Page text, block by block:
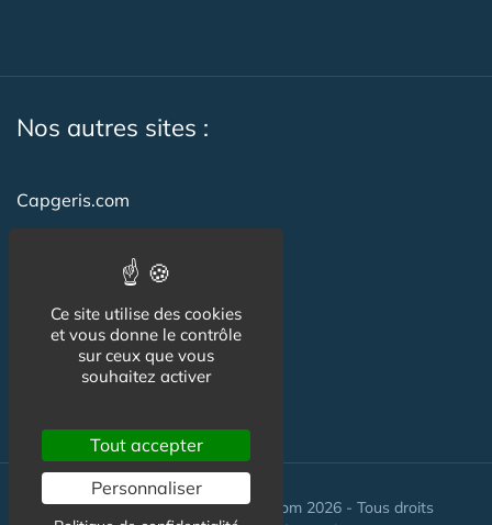
Nos autres sites :
Capgeris.com
Emploi-formation-sante.com
Seniorissimmo.com
Creche-et-naissance.com
© Maisons-et-poles-de-sante.com 2026 - Tous droits
Ce site utilise des cookies
et vous donne le contrôle
sur ceux que vous
souhaitez activer
Tout accepter
Personnaliser